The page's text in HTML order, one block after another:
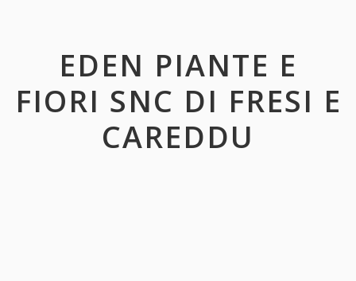
EDEN PIANTE E
FIORI SNC DI FRESI E
CAREDDU